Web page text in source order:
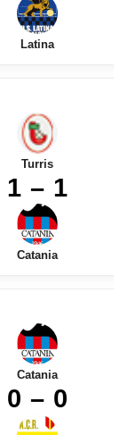
Latina
Turris
1 – 1
Catania
Catania
0 – 0